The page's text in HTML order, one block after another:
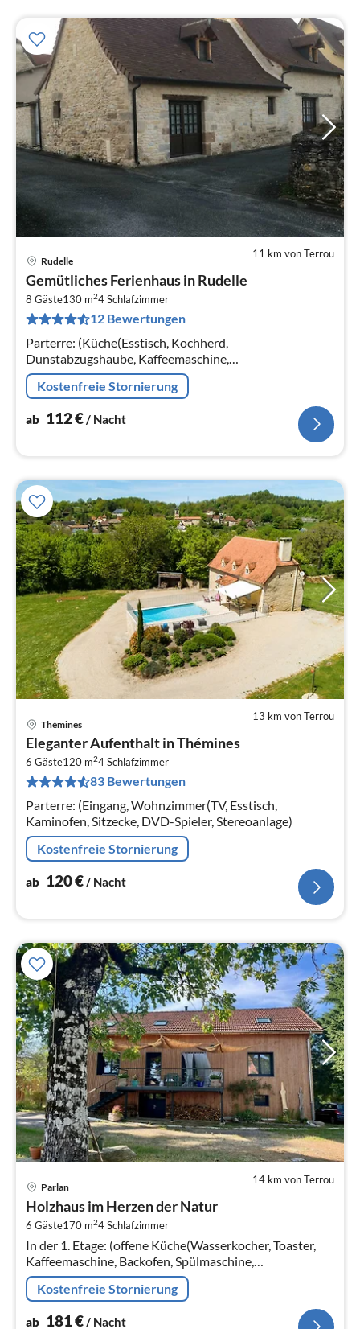
11 km von Terrou
Rudelle
Gemütliches Ferienhaus in Rudelle
8 Gäste130 m24Schlafzimmer
12 Bewertungen
Parterre: (Küche(Esstisch, Kochherd,
Dunstabzugshaube, Kaffeemaschine,
Espressomaschine, Grill, Kombi-Mikrowelle,
Kühl-/Gefrierkombination, Waschmaschine, Hochstuhl,
Kostenfreie Stornierung
ab 112€/ Nacht
13 km von Terrou
Thémines
Eleganter Aufenthalt in Thémines
6 Gäste120 m24Schlafzimmer
83 Bewertungen
Parterre: (Eingang, Wohnzimmer(TV, Esstisch,
Kaminofen, Sitzecke, DVD-Spieler, Stereoanlage)
Kostenfreie Stornierung
ab 120€/ Nacht
14 km von Terrou
Parlan
Holzhaus im Herzen der Natur
6 Gäste170 m24Schlafzimmer
In der 1. Etage: (offene Küche(Wasserkocher, Toaster,
Kaffeemaschine, Backofen, Spülmaschine,
Kühl-/Gefrierkombination), Wohn/Esszimmer(Esstisch,
Herd(Holz), Sitzecke)
Kostenfreie Stornierung
ab 181€/ Nacht